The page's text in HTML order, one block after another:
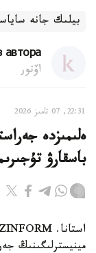
بيلىك جانە
автора
اۆتور
22:31, 07 تامىز 2026
ەلىمىزدە
باسقارۋ